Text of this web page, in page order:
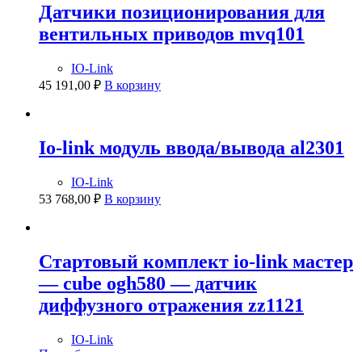
Датчики позиционирования для
вентильных приводов mvq101
IO-Link
45 191,00 ₽ В корзину
Io-link модуль ввода/вывода al2301
IO-Link
53 768,00 ₽ В корзину
Стартовый комплект io-link мастер
— cube ogh580 — датчик
диффузного отражения zz1121
IO-Link